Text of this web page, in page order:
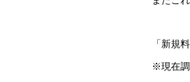
「新規
※現在調